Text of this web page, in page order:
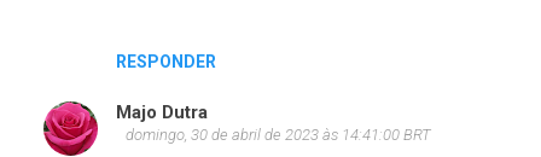
RESPONDER
Majo Dutra
domingo, 30 de abril de 2023 às 14:41:00 BRT